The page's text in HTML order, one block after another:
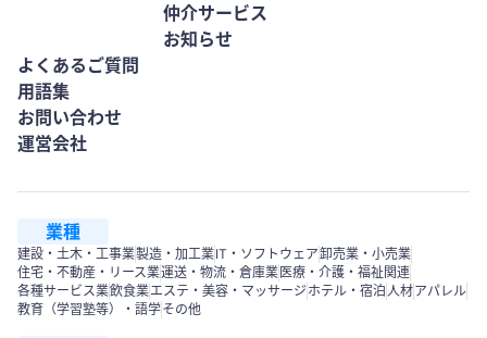
仲介サービス
お知らせ
よくあるご質問
用語集
お問い合わせ
運営会社
業種
建設・土木・工事業製造・加工業IT・ソフトウェア卸売業・小売業
住宅・不動産・リース業運送・物流・倉庫業 医療・介護・福祉関連
各種サービス業飲食業エステ・美容・マッサージ ホテル・宿泊人材アパレル
教育（学習塾等）・語学その他